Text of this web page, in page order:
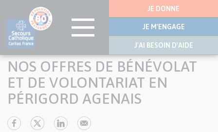
Aller
contenu
principal
latérale
JE DONNE
JE M'ENGAGE
J'AI BESOIN D'AIDE
NOS OFFRES DE BÉNÉVOLAT
ET DE VOLONTARIAT EN
PÉRIGORD AGENAIS